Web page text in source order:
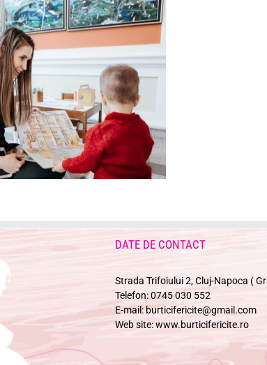
DATE DE CONTACT
Strada Trifoiului 2, Cluj-Napoca (
Telefon:0745 030 552
E-mail:burticifericite@gmail.com
Web site:www.burticifericite.ro